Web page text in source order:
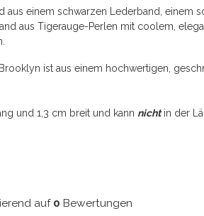
aus einem schwarzen Lederband, einem
aus Tigerauge-Perlen mit coolem,
ist aus einem hochwertigen,
und 1,3 cm breit und kann nichtin der
auf 0 Bewertungen